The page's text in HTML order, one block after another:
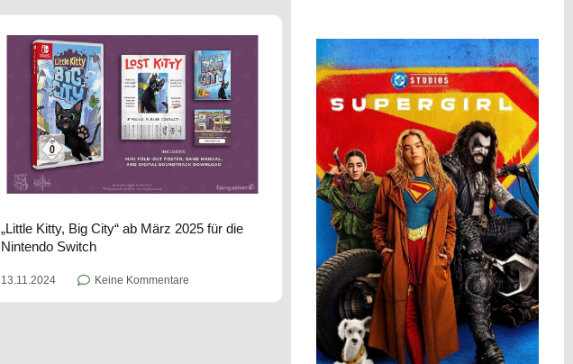
„Little Kitty, Big City“ ab März 2025 für die
Nintendo Switch
13.11.2024 Keine Kommentare